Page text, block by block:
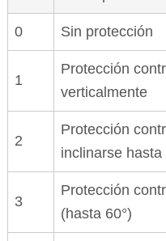
0 Sin protección
1
Protección
verticalmente
2
Protección
inclinarse hasta
3
Protección
(hasta 60°)